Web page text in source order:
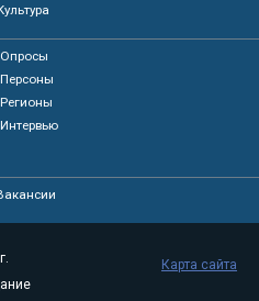
Опросы
Персоны
Регионы
Интервью
Карта сайта